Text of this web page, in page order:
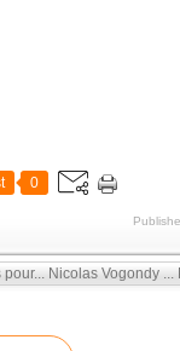
0
Nicolas Vogondy ...